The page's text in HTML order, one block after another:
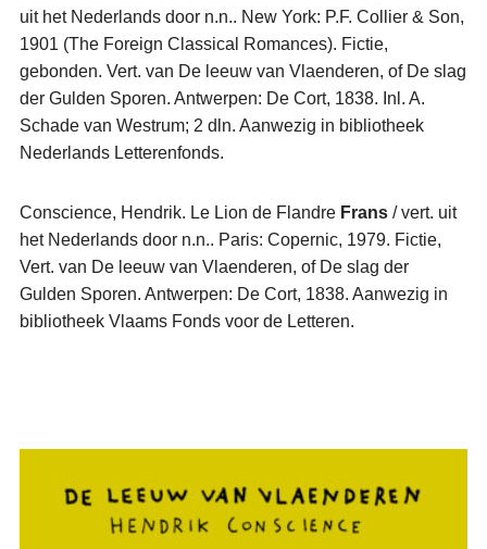
uit het Nederlands door n.n.. New York: P.F. Collier & Son,
1901 (The Foreign Classical Romances). Fictie,
gebonden. Vert. van De leeuw van Vlaenderen, of De slag
der Gulden Sporen. Antwerpen: De Cort, 1838. Inl. A.
Schade van Westrum; 2 dln. Aanwezig in bibliotheek
Nederlands Letterenfonds.
Conscience, Hendrik. Le Lion de Flandre Frans / vert. uit
het Nederlands door n.n.. Paris: Copernic, 1979. Fictie,
Vert. van De leeuw van Vlaenderen, of De slag der
Gulden Sporen. Antwerpen: De Cort, 1838. Aanwezig in
bibliotheek Vlaams Fonds voor de Letteren.